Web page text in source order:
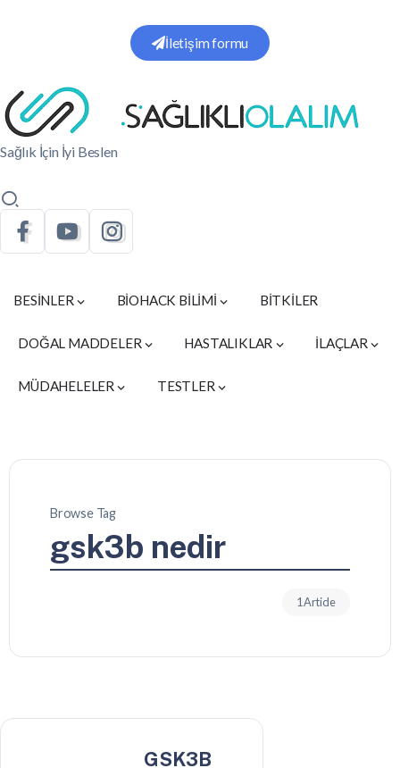
İletişim formu
Sağlık İçin İyi Beslen
BESİNLER BİOHACK BİLİMİ BİTKİLER
DOĞAL MADDELER HASTALIKLAR İLAÇLAR
MÜDAHELELER TESTLER
Browse Tag
gsk3b nedir
1 Article
GSK3B